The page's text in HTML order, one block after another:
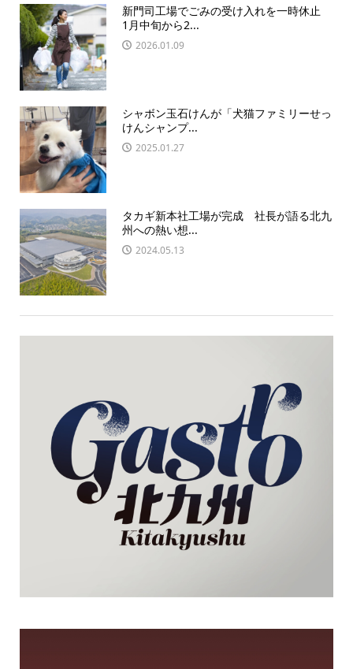
新門司工場でごみの受け入れを一時休止
1月中旬から2...
2026.01.09
シャボン玉石けんが「犬猫ファミリーせっ
けんシャンプ...
2025.01.27
タカギ新本社工場が完成 社長が語る北九
州への熱い想...
2024.05.13